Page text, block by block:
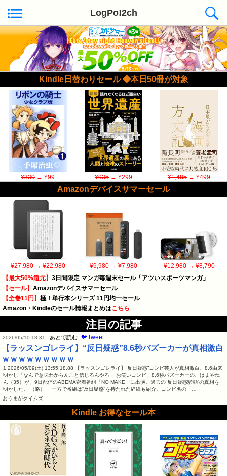
LogPo!2ch
Kindle日替わりセール ◆本日50冊が対象
¥330→ ¥99 ¥935→ ¥299 ¥1,485→ ¥499
Amazonデバイスサマーセール
¥27,980→ ¥22,980 ¥9,980→ ¥7,980 ¥12,980→ ¥8,790
【最大50%還元】 3日間限定 マンガ毎週末セール「アツいスポーツマンガ」
【セール】 Amazonデバイスサマーセール
【全巻11円】 極！単行本シリーズ 11円均一セール
Amazon・Kindleのセール情報まとめはこちら
注目の記事
2026/05/10 18:31 あとで読む 🐦Tweet
【ラッスンゴレライ】“反日疑惑”8.6秒バズーカーが真相激白
ｗｗｗｗｗｗｗｗｗ
1 2026/05/09(土) 13:55:18.88 【ラッスンゴレライ】“反日疑惑”コンビ芸人が真相激白、8.6由来
明かし「なんで意味わからんこと信じるんやろ」 お笑いコンビ、8.6秒バズーカーの、はまやね
ん（35）が、9日配信のABEMA密着番組「NO MAKE」に出演。過去の“反日疑惑騒動”の真相を
明かした。 （略） 一方で番組は“反日疑惑”を持たれた経緯も紹介。コンビ名の「…
おうまがタイムズ
Kindle お得なセール本